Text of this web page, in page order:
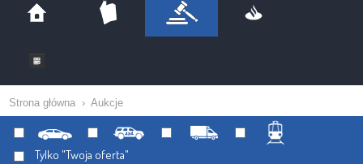
Strona główna › Aukcje
Tylko "Twoja oferta"